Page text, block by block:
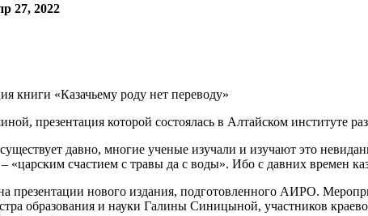
27, 2022
презентация которой состоялась в Алтайском институте
давно, многие ученые изу­чали и изучают это
«царским счастием с травы да с воды». Ибо с давних времен
презентации нового издания, подготовленного АИРО.
образования и науки Галины Синицыной, участников